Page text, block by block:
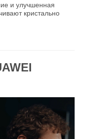
и улучшенная
кристально